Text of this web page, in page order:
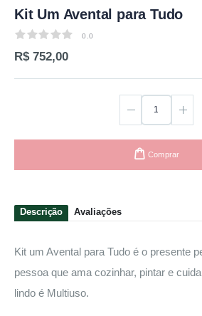
Kit Um Avental para Tudo
0.0
0.0
R$ 752,00
Comprar
Descrição Avaliações
Kit um Avental para Tudo é o presente
pessoa que ama cozinhar, pintar e
lindo é Multiuso.